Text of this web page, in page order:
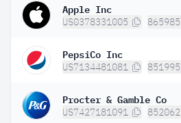
Apple Inc
US0378331005 865985
PepsiCo Inc
US7134481081 851995
Procter & Gamble Co
US7427181091 852062